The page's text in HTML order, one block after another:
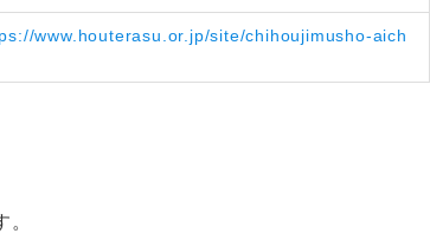
www.houterasu.or.jp/site/chihoujimusho-aich
。